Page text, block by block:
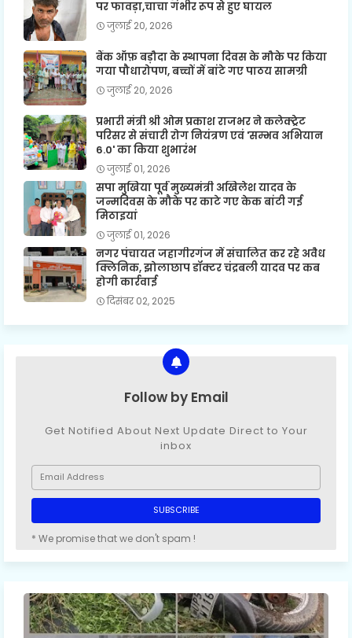
पर फावड़ा,चाचा गंभीर रूप से हुए घायल
जुलाई 20, 2026
बैंक ऑफ़ बड़ौदा के स्थापना दिवस के मौके पर किया
गया पौधारोपण, बच्चों में बांटे गए पाठय सामग्री
जुलाई 20, 2026
प्रभारी मंत्री श्री ओम प्रकाश राजभर ने कलेक्ट्रेट
परिसर से संचारी रोग नियंत्रण एवं 'सम्भव अभियान
6.0' का किया शुभारंभ
जुलाई 01, 2026
सपा मुखिया पूर्व मुख्यमंत्री अखिलेश यादव के
जन्मदिवस के मौके पर काटे गए केक बांटी गई
मिठाइयां
जुलाई 01, 2026
नगर पंचायत जहागीरगंज में संचालित कर रहे अवैध
क्लिनिक, झोलाछाप डॉक्टर चंद्रबली यादव पर कब
होगी कार्रवाई
दिसंबर 02, 2025
Follow by Email
Get Notified About Next Update Direct to Your
inbox
* We promise that we don't spam !